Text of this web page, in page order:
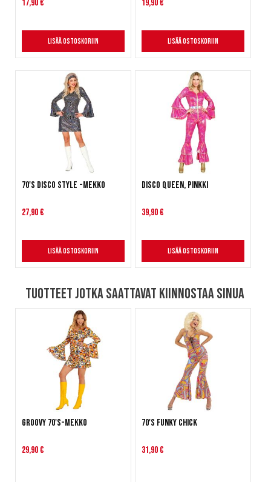
17,90 €
Lisää ostoskoriin
19,90 €
Lisää ostoskoriin
70's Disco Style -mekko
27,90 €
Lisää ostoskoriin
Disco Queen, pinkki
39,90 €
Lisää ostoskoriin
Tuotteet jotka saattavat kiinnostaa sinua
Groovy 70's-mekko
29,90 €
70's funky chick
31,90 €